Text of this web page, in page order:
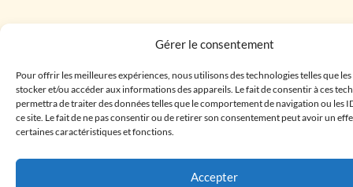
Gérer le consentement
Pour offrir les meilleures expériences, nous utilisons des technologies telles que
stocker et/ou accéder aux informations des appareils. Le fait de consentir à ces
permettra de traiter des données telles que le comportement de navigation ou les
ce site. Le fait de ne pas consentir ou de retirer son consentement peut avoir un
certaines caractéristiques et fonctions.
Accepter